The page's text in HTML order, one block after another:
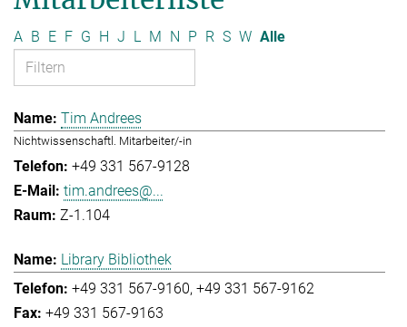
A B E F G H J L M N P R S W Alle
Tim Andrees
Nichtwissenschaftl. Mitarbeiter/-in
+49 331 567-9128
tim.andrees@...
Z-1.104
Library Bibliothek
+49 331 567-9160 +49 331 567-9162
+49 331 567-9163